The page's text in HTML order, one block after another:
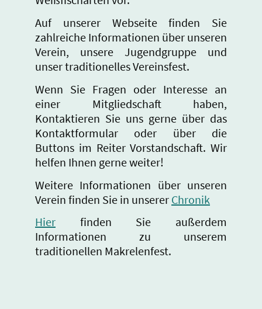
Auf unserer Webseite finden Sie
zahlreiche Informationen über unseren
Verein, unsere Jugendgruppe und
unser traditionelles Vereinsfest.
Wenn Sie Fragen oder Interesse an
einer Mitgliedschaft haben,
Kontaktieren Sie uns gerne über das
Kontaktformular oder über die
Buttons im Reiter Vorstandschaft. Wir
helfen Ihnen gerne weiter!
Weitere Informationen über unseren
Verein finden Sie in unserer Chronik
Hier finden Sie außerdem
Informationen zu unserem
traditionellen Makrelenfest.